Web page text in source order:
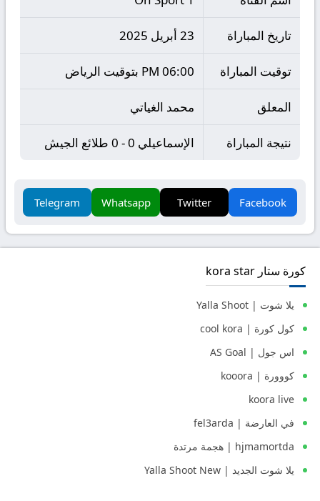
تاريخ المباراة 23 أبريل 2025
توقيت المباراة 06:00 PM بتوقيت الرياض
المعلق محمد الغياتي
نتيجة المباراة الإسماعيلي 0 - 0 طلائع الجيش
Facebook
Twitter
Whatsapp
Telegram
كورة ستار kora star
يلا شوت | Yalla Shoot
كول كورة | cool kora
اس جول | AS Goal
كووورة | kooora
koora live
في العارضة | fel3arda
hjmamortda | هجمة مرتدة
يلا شوت الجديد | Yalla Shoot New